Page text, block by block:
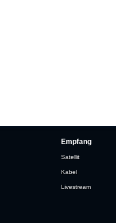
Empfang
Satellit
Kabel
Livestream